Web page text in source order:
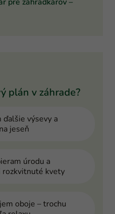
plán v záhrade?
ďalšie výsevy a
jeseň
úrodu a
rozkvitnuté kvety
oboje – trochu